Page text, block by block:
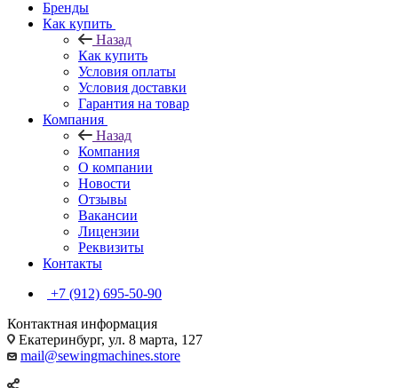
Бренды
Как купить
Назад
Как купить
Условия оплаты
Условия доставки
Гарантия на товар
Компания
Назад
Компания
О компании
Новости
Отзывы
Вакансии
Лицензии
Реквизиты
Контакты
+7 (912) 695-50-90
Контактная информация
Екатеринбург, ул. 8 марта, 127
mail@sewingmachines.store